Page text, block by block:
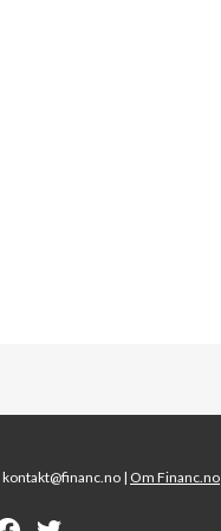
kontakt@financ.no | Om Financ.no